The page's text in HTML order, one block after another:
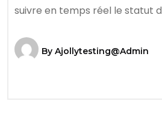
suivre en temps réel le statut
By Ajollytesting@admin